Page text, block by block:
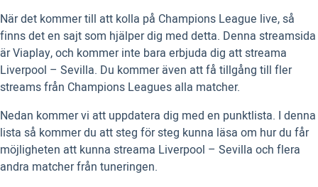
När det kommer till att kolla på Champions League live, så
finns det en sajt som hjälper dig med detta. Denna streamsida
är Viaplay, och kommer inte bara erbjuda dig att streama
Liverpool – Sevilla. Du kommer även att få tillgång till fler
streams från Champions Leagues alla matcher.
Nedan kommer vi att uppdatera dig med en punktlista. I denna
lista så kommer du att steg för steg kunna läsa om hur du får
möjligheten att kunna streama Liverpool – Sevilla och flera
andra matcher från tuneringen.